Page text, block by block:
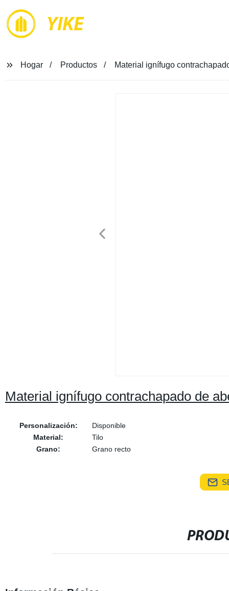
YIKE
Hogar Productos Material ignífugo
Material ignífugo contrachapado de
Personalización:
Disponible
Material:
Tilo
Grano:
Grano recto